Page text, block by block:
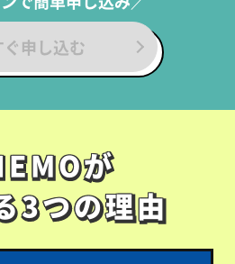
ぐ申し込む
が
3つの理由
が
3つの理由